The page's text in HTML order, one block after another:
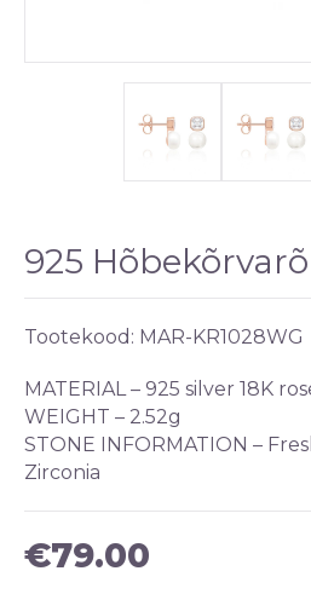
925
Tootekood: MAR-KR1028WG
MATERIAL – 925 silver 18K
WEIGHT – 2.52g
STONE INFORMATION –
Zirconia
€79.00